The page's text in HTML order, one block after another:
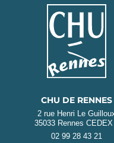
CHU DE RENNES
2 rue Henri Le
35033 Rennes
02 99 28 43 21